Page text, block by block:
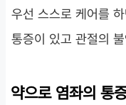
우선 스스로 케어를
통증이 있고 관절의
약으로 염좌의 통